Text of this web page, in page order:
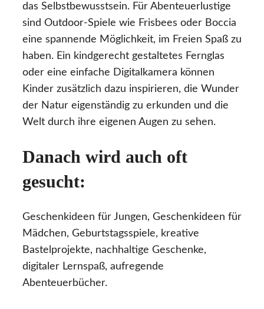
das Selbstbewusstsein. Für Abenteuerlustige
sind Outdoor-Spiele wie Frisbees oder Boccia
eine spannende Möglichkeit, im Freien Spaß zu
haben. Ein kindgerecht gestaltetes Fernglas
oder eine einfache Digitalkamera können
Kinder zusätzlich dazu inspirieren, die Wunder
der Natur eigenständig zu erkunden und die
Welt durch ihre eigenen Augen zu sehen.
Danach wird auch oft
gesucht:
Geschenkideen für Jungen, Geschenkideen für
Mädchen, Geburtstagsspiele, kreative
Bastelprojekte, nachhaltige Geschenke,
digitaler Lernspaß, aufregende
Abenteuerbücher.